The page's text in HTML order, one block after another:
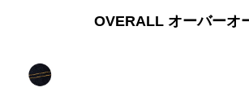
OVERALL オーバーオ